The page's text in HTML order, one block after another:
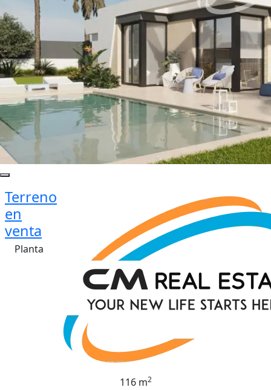
Terreno
en
venta
Planta
116 m2